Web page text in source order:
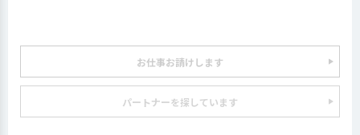
お仕事お請けします
パートナーを探しています